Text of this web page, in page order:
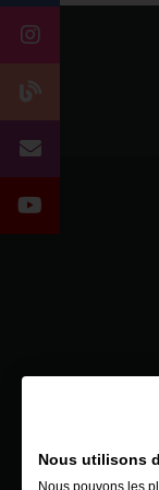
Nous utilisons
Nous pouvons les